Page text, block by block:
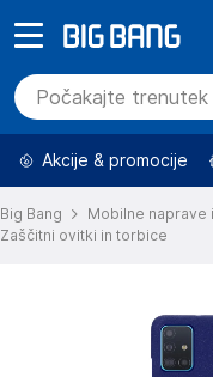
Akcije & promocije
Big Bang Mobilne naprave
Zaščitni ovitki in torbice